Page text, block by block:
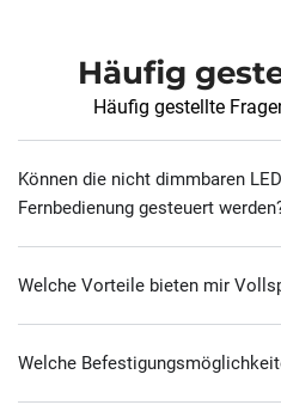
Häufig
Häufig gestellte
Können die nicht dimmbaren
Fernbedienung gesteuert
Welche Vorteile bieten mir
Welche